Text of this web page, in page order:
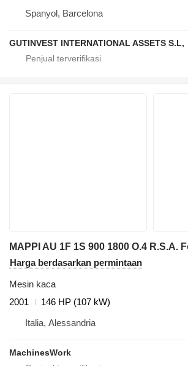
Spanyol, Barcelona
GUTINVEST INTERNATIONAL ASSETS S.L,
Harga berdasarkan permintaan
Mesin kaca
2001
146 HP (107 kW)
Italia, Alessandria
MachinesWork